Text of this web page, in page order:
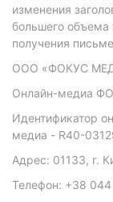
изменения
большего объема
получения
ООО «ФОКУС
Онлайн-медиа
Идентификатор
медиа - R40-
Адрес: 01133, г.
Телефон: +38